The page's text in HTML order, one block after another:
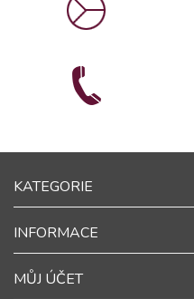
KATEGORIE
INFORMACE
MŮJ ÚČET